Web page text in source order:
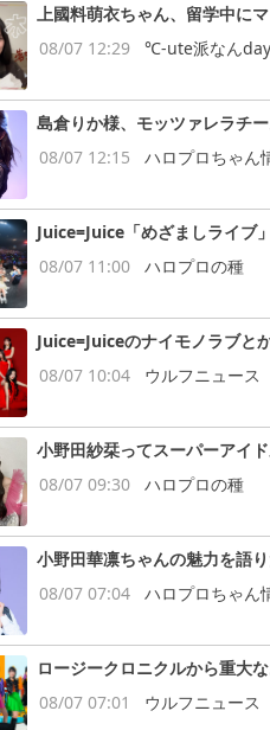
上國料萌衣ちゃん、留学中に
08/07 12:29
℃-ute派なんday
島倉りか様、モッツァレラチ
08/07 12:15
ハロプロちゃん
Juice=Juice「めざましラ
08/07 11:00
ハロプロの種
Juice=Juiceのナイモノラブと
08/07 10:04
ウルフニュース
小野田紗栞ってスーパーアイ
08/07 09:30
ハロプロの種
小野田華凛ちゃんの魅力を語
08/07 07:04
ハロプロちゃん
ロージークロニクルから重大
08/07 07:01
ウルフニュース